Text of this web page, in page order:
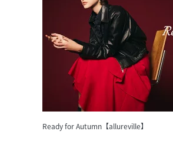
Ready for Autumn【allureville】